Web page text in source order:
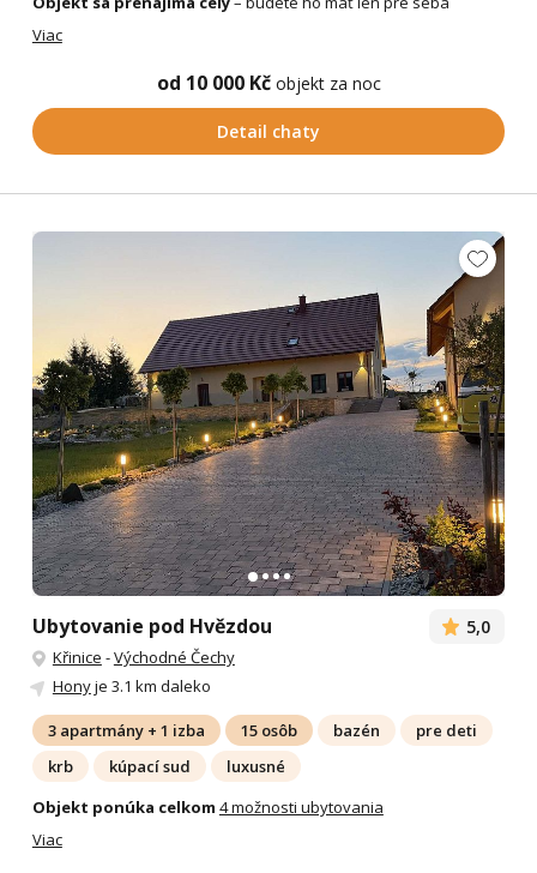
Viac
od 10 000 Kč objekt za noc
Detail chaty
Ubytovanie pod Hvězdou 5,0
Křinice -Východné Čechy
Honyje 3.1 km daleko
3 apartmány + 1 izba 15 osôb bazén
pre deti
krb
kúpací sud
luxusné
Objekt ponúka celkom 4 možnosti ubytovania
Viac